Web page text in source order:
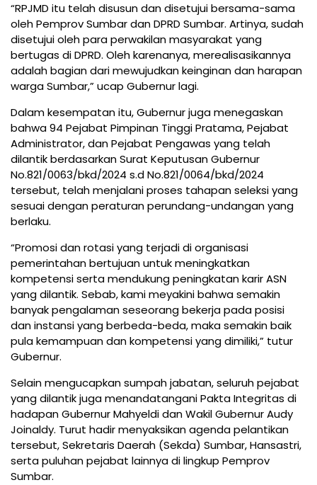
“RPJMD itu telah disusun dan disetujui bersama-sama
oleh Pemprov Sumbar dan DPRD Sumbar. Artinya, sudah
disetujui oleh para perwakilan masyarakat yang
bertugas di DPRD. Oleh karenanya, merealisasikannya
adalah bagian dari mewujudkan keinginan dan harapan
warga Sumbar,” ucap Gubernur lagi.
Dalam kesempatan itu, Gubernur juga menegaskan
bahwa 94 Pejabat Pimpinan Tinggi Pratama, Pejabat
Administrator, dan Pejabat Pengawas yang telah
dilantik berdasarkan Surat Keputusan Gubernur
No.821/0063/bkd/2024 s.d No.821/0064/bkd/2024
tersebut, telah menjalani proses tahapan seleksi yang
sesuai dengan peraturan perundang-undangan yang
berlaku.
“Promosi dan rotasi yang terjadi di organisasi
pemerintahan bertujuan untuk meningkatkan
kompetensi serta mendukung peningkatan karir ASN
yang dilantik. Sebab, kami meyakini bahwa semakin
banyak pengalaman seseorang bekerja pada posisi
dan instansi yang berbeda-beda, maka semakin baik
pula kemampuan dan kompetensi yang dimiliki,” tutur
Gubernur.
Selain mengucapkan sumpah jabatan, seluruh pejabat
yang dilantik juga menandatangani Pakta Integritas di
hadapan Gubernur Mahyeldi dan Wakil Gubernur Audy
Joinaldy. Turut hadir menyaksikan agenda pelantikan
tersebut, Sekretaris Daerah (Sekda) Sumbar, Hansastri,
serta puluhan pejabat lainnya di lingkup Pemprov
Sumbar.